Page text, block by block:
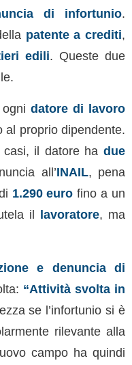
di infortunio.
patente a crediti,
edili. Queste due
datore di lavoro
al proprio dipendente.
il datore ha due
all’INAIL, pena
1.290 euro fino a un
il lavoratore, ma
e denuncia di
“Attività svolta in
se l’infortunio si è
rilevante alla
campo ha quindi